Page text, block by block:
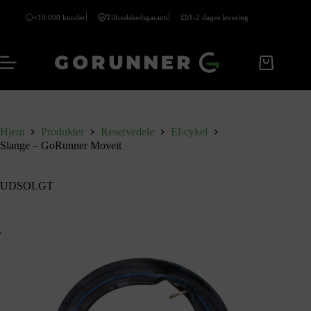
+10.000 kunder Tilfredshedsgaranti 1-2 dages levering
Hjem Produkter Reservedele
El-cykel
Slange – GoRunner Moveit
UDSOLGT